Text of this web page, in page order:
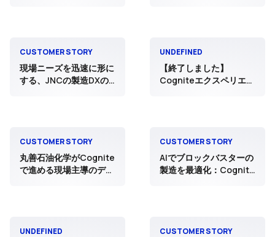
CUSTOMER STORY
現場ニーズを迅速に形に
する、JNCの製造DXの
UNDEFINED
【終了しました】
Cogniteエクスペリエン
CUSTOMER STORY
丸善石油化学がCognite
で進める現場主導のデー
CUSTOMER STORY
AIでブロックバスターの
製造を最適化：Cognite
UNDEFINED CUSTOMER STORY